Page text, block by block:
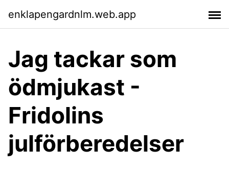
enklapengardnlm.web.app
Jag tackar som
ödmjukast -
Fridolins
julförberedelser